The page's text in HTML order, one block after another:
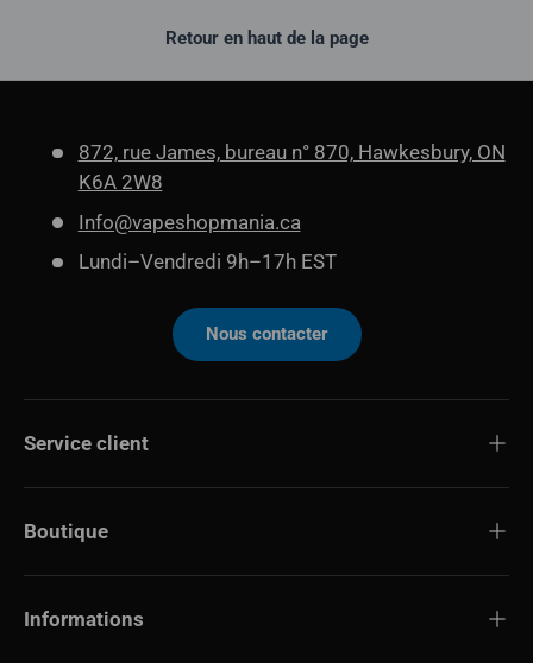
Retour en haut de la page
872, rue James, bureau n° 870, Hawkesbury, ON
K6A 2W8
Info@vapeshopmania.ca
Lundi–Vendredi 9h–17h EST
Nous contacter
Service client
Boutique
Informations